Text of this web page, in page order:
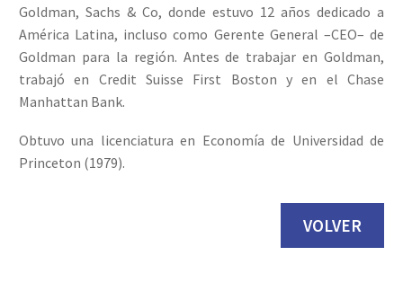
Goldman, Sachs & Co, donde estuvo 12 años dedicado a
América Latina, incluso como Gerente General –CEO– de
Goldman para la región. Antes de trabajar en Goldman,
trabajó en Credit Suisse First Boston y en el Chase
Manhattan Bank.
Obtuvo una licenciatura en Economía de Universidad de
Princeton (1979).
VOLVER